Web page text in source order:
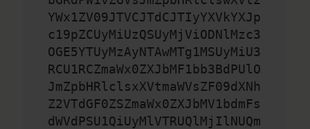
YWx1ZV09JTVCJTdCJTIyYXVkYXJp
c19pZCUyMiUzQSUyMjViODNlMzc3
OGE5YTUyMzAyNTAwMTg1MSUyMiU3
RCU1RCZmaWx0ZXJbMF1bb3BdPUlO
JmZpbHRlclsxXVtmaWVsZF09dXNh
Z2VTdGF0ZSZmaWx0ZXJbMV1bdmFs
dWVdPSU1QiUyMlVTRUQlMjIlNUQm